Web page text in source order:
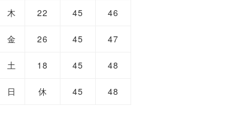
木 22 45 46
金 26 45 47
土 18 45 48
日 休 45 48